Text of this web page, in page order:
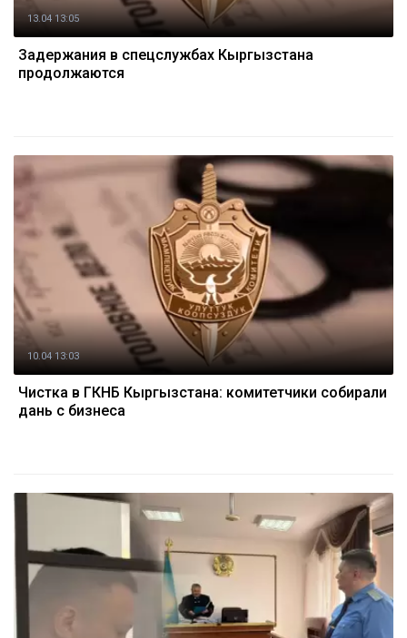
13.04 13:05
Задержания в спецслужбах Кыргызстана
продолжаются
10.04 13:03
Чистка в ГКНБ Кыргызстана: комитетчики собирали
дань с бизнеса